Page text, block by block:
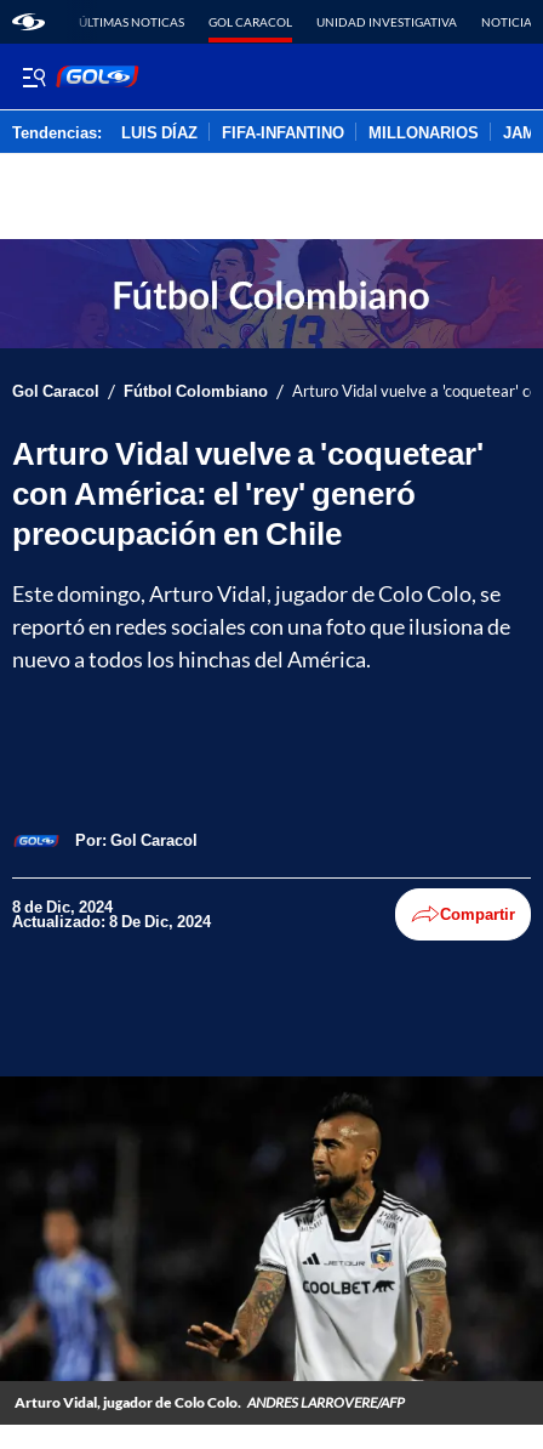
ÚLTIMAS NOTICAS GOL CARACOL UNIDAD INVESTIGATIVA NOTICIAS
Tendencias: LUIS DÍAZ FIFA-INFANTINO MILLONARIOS
Gol Caracol / Fútbol Colombiano / Arturo Vidal vuelve a 'coquetear'
Arturo Vidal vuelve a 'coquetear'
con América: el 'rey' generó
preocupación en Chile
Este domingo, Arturo Vidal, jugador de Colo Colo, se
reportó en redes sociales con una foto que ilusiona de
nuevo a todos los hinchas del América.
Por: Gol Caracol
8 de Dic, 2024
Actualizado: 8 De Dic, 2024 Compartir
Arturo Vidal, jugador de Colo Colo. ANDRES LARROVERE/AFP